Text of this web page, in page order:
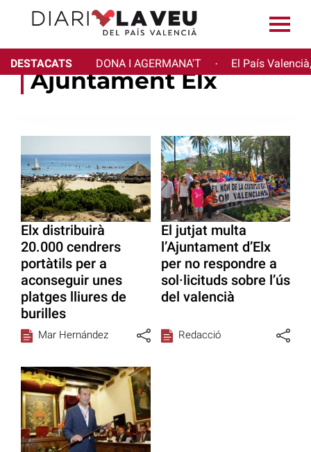
DESTACATS DONA I AGERMANA'T · El País
Ajuntament Elx
Elx distribuirà
20.000 cendrers
portàtils per a
aconseguir unes
platges lliures de
burilles
Mar Hernández
El jutjat multa
l’Ajuntament d’Elx
per no respondre a
sol·licituds sobre l’ús
del valencià
Redacció